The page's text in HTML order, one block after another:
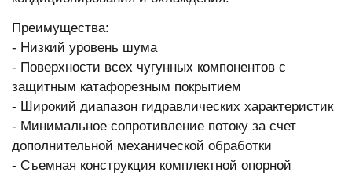
Преимущества:
- Низкий уровень шума
- Поверхности всех чугунных компонентов с
защитным катафорезным покрытием
- Широкий диапазон гидравлических характеристик
- Минимальное сопротивление потоку за счет
дополнительной механической обработки
- Съемная конструкция комплектной опорной